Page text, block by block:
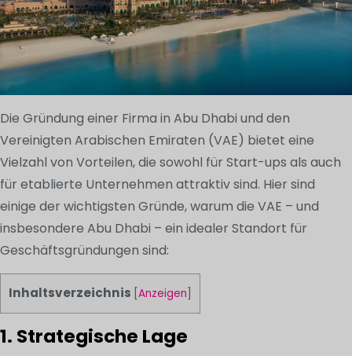
Die Gründung einer Firma in Abu Dhabi und den
Vereinigten Arabischen Emiraten (VAE) bietet eine
Vielzahl von Vorteilen, die sowohl für Start-ups als auch
für etablierte Unternehmen attraktiv sind. Hier sind
einige der wichtigsten Gründe, warum die VAE – und
insbesondere Abu Dhabi – ein idealer Standort für
Geschäftsgründungen sind:
Inhaltsverzeichnis Anzeigen
1. Strategische Lage